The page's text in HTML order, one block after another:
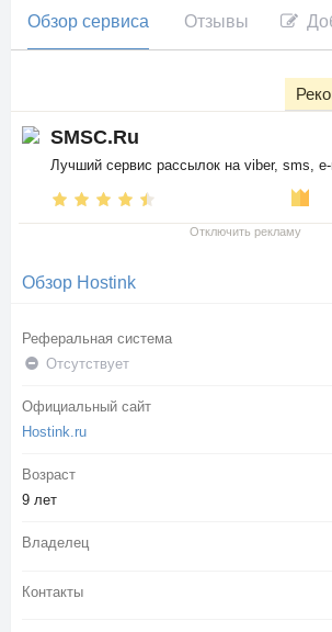
Обзор сервиса Отзывы
SMSC.Ru
Лучший сервис рассылок на viber, sms,
Отключить рекламу
Обзор Hostink
Реферальная система
Отсутствует
Официальный сайт
Hostink.ru
Возраст
9 лет
Владелец
Контакты